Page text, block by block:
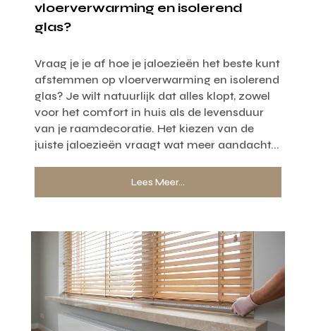
vloerverwarming en isolerend
glas?
Vraag je je af hoe je jaloezieën het beste kunt
afstemmen op vloerverwarming en isolerend
glas? Je wilt natuurlijk dat alles klopt, zowel
voor het comfort in huis als de levensduur
van je raamdecoratie. Het kiezen van de
juiste jaloezieën vraagt wat meer aandacht...
Lees Meer...